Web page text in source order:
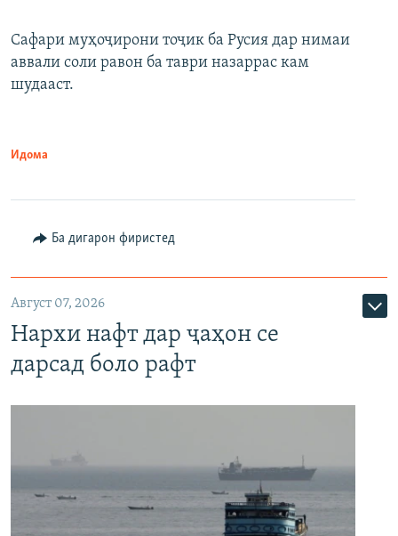
Сафари муҳоҷирони тоҷик ба Русия дар нимаи
аввали соли равон ба таври назаррас кам
шудааст.
Идома
Ба дигарон фиристед
Август 07, 2026
Нархи нафт дар ҷаҳон се
дарсад боло рафт